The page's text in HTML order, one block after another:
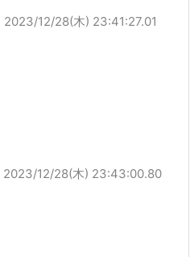
2023/12/28(木) 23:41:27.01
2023/12/28(木) 23:43:00.80